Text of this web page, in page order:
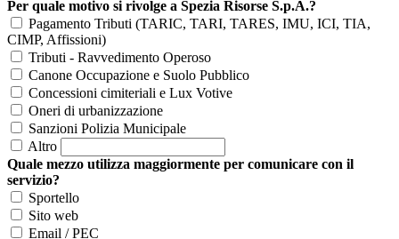
Per quale motivo si rivolge a Spezia Risorse S.p.A.?
Pagamento Tributi (TARIC, TARI, TARES, IMU, ICI, TIA,
CIMP, Affissioni)
Tributi - Ravvedimento Operoso
Canone Occupazione e Suolo Pubblico
Concessioni cimiteriali e Lux Votive
Oneri di urbanizzazione
Sanzioni Polizia Municipale
Altro
Quale mezzo utilizza maggiormente per comunicare con il
servizio?
Sportello
Sito web
Email / PEC